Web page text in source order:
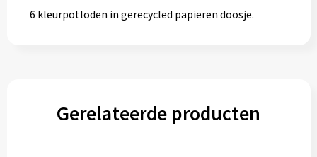
6 kleurpotloden in gerecycled papieren doosje.
Gerelateerde producten